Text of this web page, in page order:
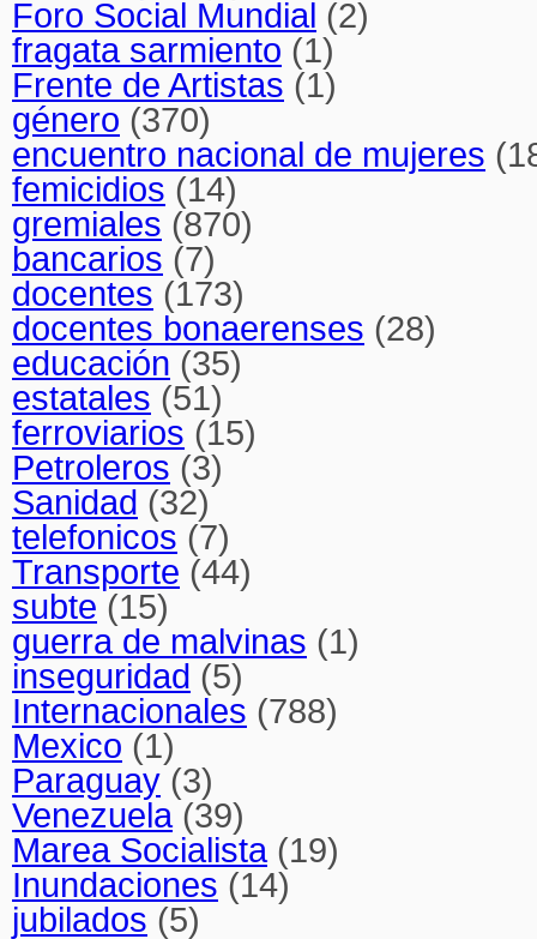
Foro Social Mundial (2)
fragata sarmiento (1)
Frente de Artistas (1)
género (370)
encuentro nacional de mujeres
femicidios (14)
gremiales (870)
bancarios (7)
docentes (173)
docentes bonaerenses (28)
educación (35)
estatales (51)
ferroviarios (15)
Petroleros (3)
Sanidad (32)
telefonicos (7)
Transporte (44)
subte (15)
guerra de malvinas (1)
inseguridad (5)
Internacionales (788)
Mexico (1)
Paraguay (3)
Venezuela(39)
Marea Socialista(19)
Inundaciones (14)
jubilados (5)